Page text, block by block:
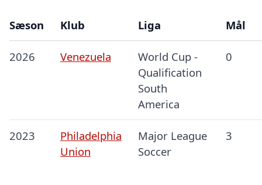
Sæson Klub Liga Mål
2026 Venezuela
World Cup -
Qualification
South
America
0
2023
Philadelphia
Union
Major League
Soccer
3